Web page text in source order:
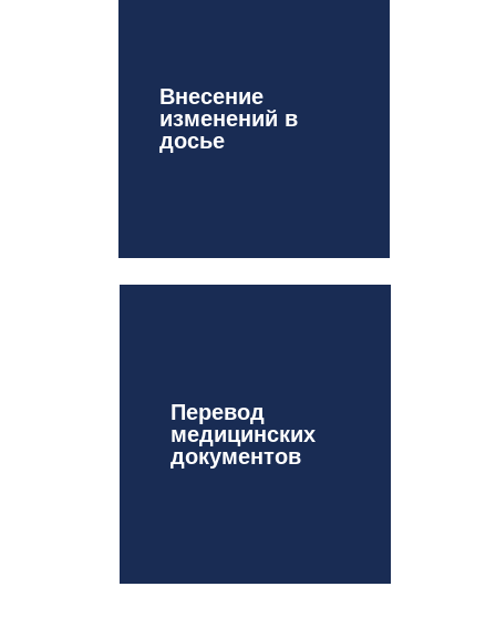
Внесение
изменений в
досье
Перевод
медицинских
документов